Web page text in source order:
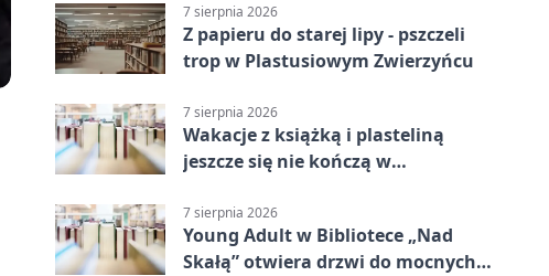
7 sierpnia 2026
Z papieru do starej lipy - pszczeli
trop w Plastusiowym Zwierzyńcu
7 sierpnia 2026
Wakacje z książką i plasteliną
jeszcze się nie kończą w
7 sierpnia 2026
Young Adult w Bibliotece „Nad
Skałą” otwiera drzwi do mocnych